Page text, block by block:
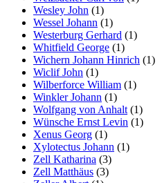
Wesley John (1)
Wessel Johann (1)
Westerburg Gerhard (1)
Whitfield George (1)
Wichern Johann Hinrich (1)
Wiclif John (1)
Wilberforce William (1)
Winkler Johann (1)
Wolfgang von Anhalt (1)
Wünsche Ernst Levin (1)
Xenus Georg (1)
Xylotectus Johann (1)
Zell Katharina (3)
Zell Matthäus (3)